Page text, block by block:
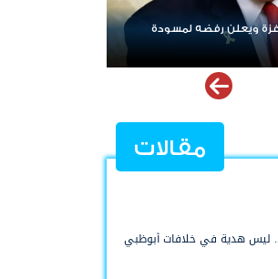
ويعلن رفضه لمسودة
مقالات
ليس هدية في خلافات أبوظبي